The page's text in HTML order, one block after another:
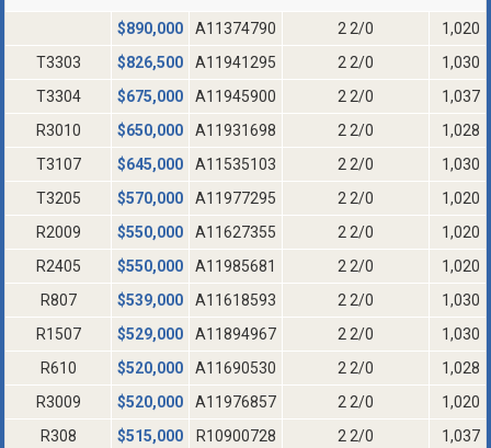
$890,000 A11374790 2 2/0
1,020
T3303
$826,500 A11941295 2 2/0
1,030
T3304
$675,000 A11945900 2 2/0
1,037
R3010
$650,000 A11931698 2 2/0
1,028
T3107
$645,000 A11535103 2 2/0
1,030
T3205
$570,000 A11977295 2 2/0
1,020
R2009
$550,000 A11627355 2 2/0
1,020
R2405
$550,000 A11985681 2 2/0
1,020
R807
$539,000 A11618593 2 2/0
1,030
R1507
$529,000 A11894967 2 2/0
1,030
R610
$520,000 A11690530 2 2/0
1,028
R3009
$520,000 A11976857 2 2/0
1,020
R308
$515,000 R10900728 2 2/0
1,037